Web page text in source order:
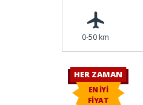
0-50 km
HER ZAMAN
EN İYİ
FİYAT